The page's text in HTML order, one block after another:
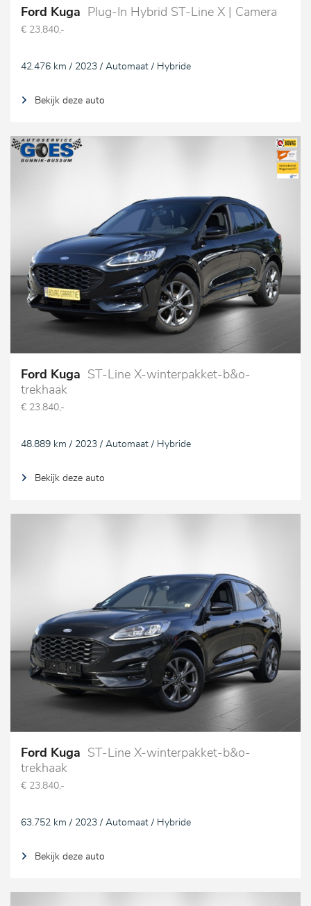
Ford Kuga Plug-In Hybrid ST-Line X | Camera
€ 23.840,-
42.476 km / 2023 / Automaat / Hybride
Bekijk deze auto
Ford Kuga
ST-Line X-winterpakket-b&o-
trekhaak
€ 23.840,-
48.889 km / 2023 / Automaat / Hybride
Bekijk deze auto
Ford Kuga
ST-Line X-winterpakket-b&o-
trekhaak
€ 23.840,-
63.752 km / 2023 / Automaat / Hybride
Bekijk deze auto